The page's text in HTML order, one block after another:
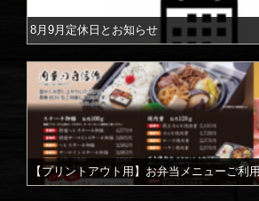
8月9月定休日とお知らせ
【プリントアウト用】お弁当メニューご利